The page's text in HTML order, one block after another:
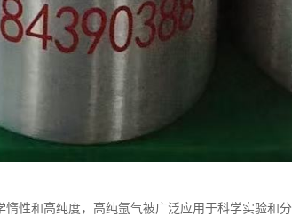
性和高纯度，高纯氩气被广泛应用于科学实验和分